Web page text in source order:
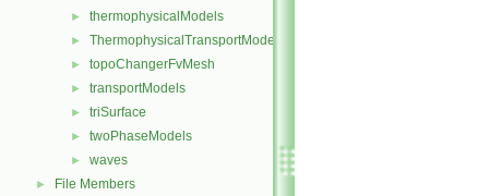
► thermophysicalModels
► ThermophysicalTransportModels
► topoChangerFvMesh
► transportModels
► triSurface
► twoPhaseModels
► waves
► File Members